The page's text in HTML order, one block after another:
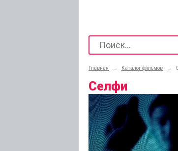
Главная → Каталог фильмов →
Селфи